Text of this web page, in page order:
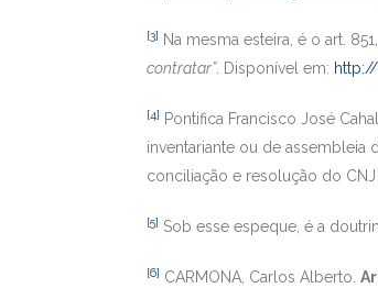
[3] Na mesma esteira, é o art.
contratar”. Disponível em:
[4] Pontifica Francisco José
inventariante ou de assembleia
conciliação e resolução do CNJ
[5] Sob esse espeque, é a
[6] CARMONA, Carlos Alberto.